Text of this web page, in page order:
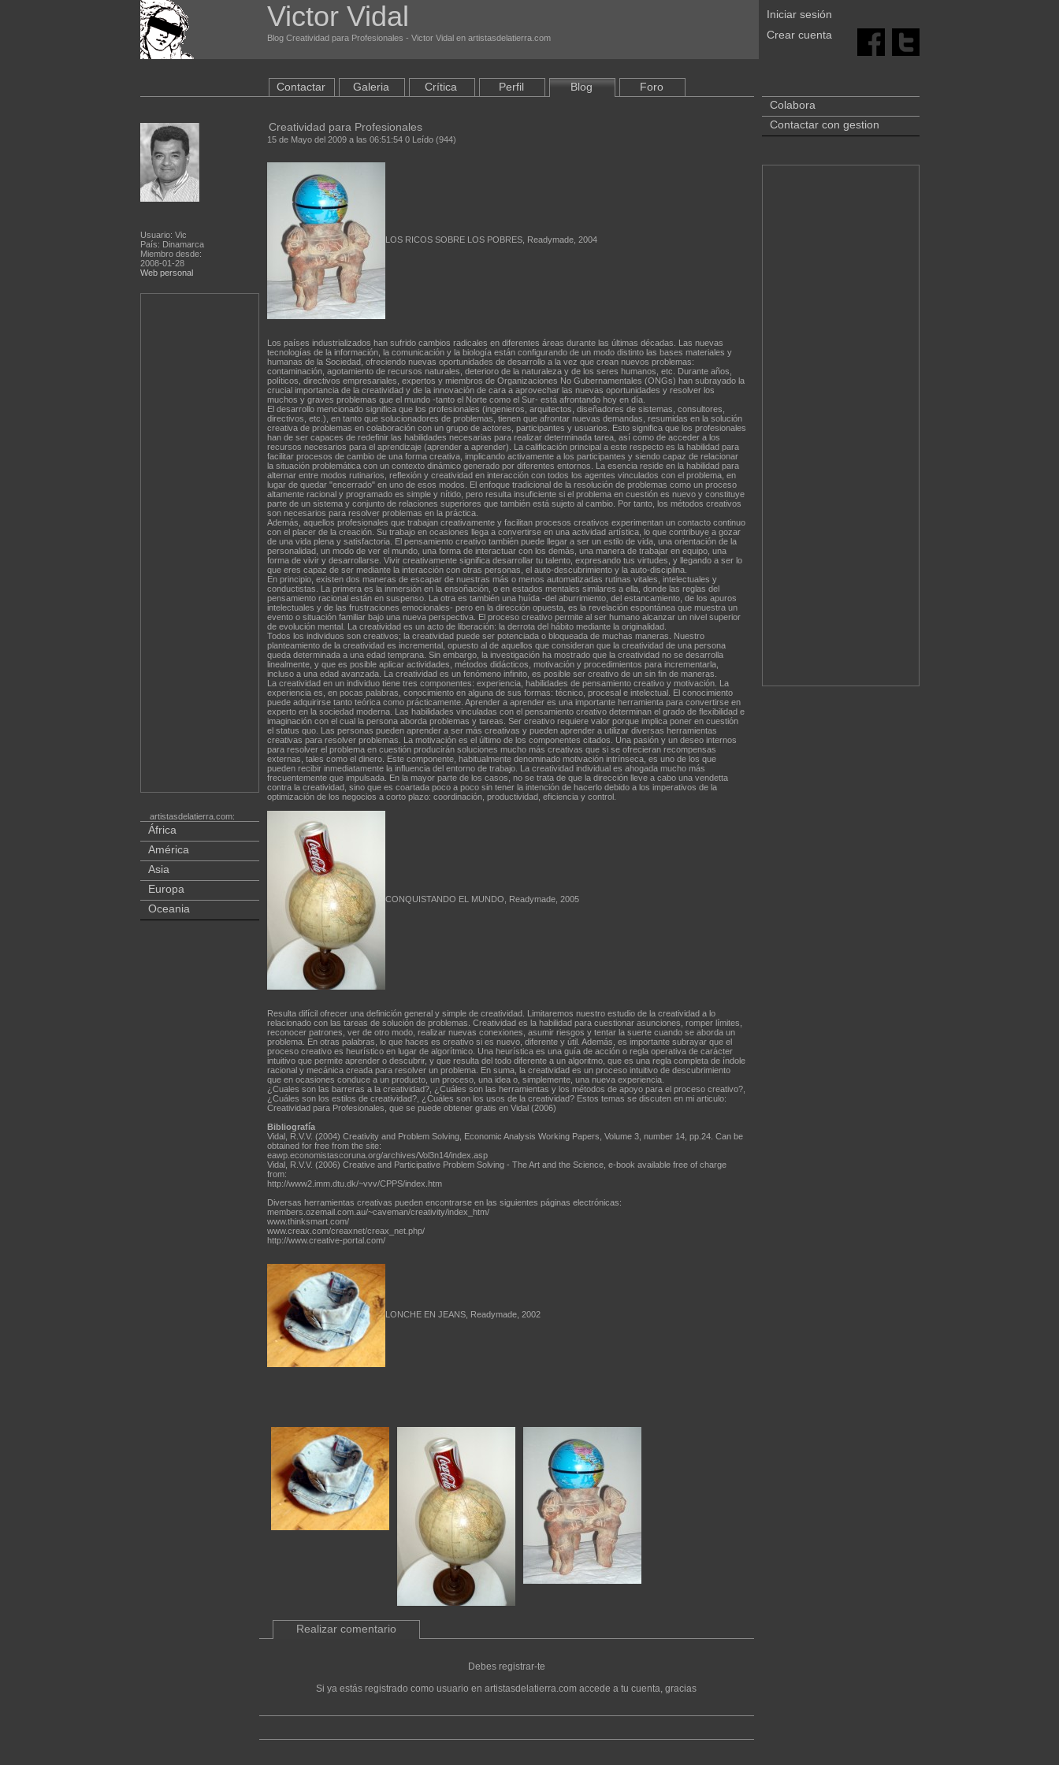
Victor Vidal
Blog Creatividad para Profesionales - Victor Vidal en artistasdelatierra.com
Iniciar sesión
Crear cuenta
Usuario: Vic
País: Dinamarca
Miembro desde:
2008-01-28
Web personal
artistasdelatierra.com:
África
América
Asia
Europa
Oceania
Contactar Galeria Crítica Perfil Blog Foro
Creatividad para Profesionales
15 de Mayo del 2009 a las 06:51:54 0 Leído (944)
LOS RICOS SOBRE LOS POBRES, Readymade, 2004
Los países industrializados han sufrido cambios radicales en diferentes áreas durante las últimas décadas. Las nuevas
tecnologías de la información, la comunicación y la biología están configurando de un modo distinto las bases materiales y
humanas de la Sociedad, ofreciendo nuevas oportunidades de desarrollo a la vez que crean nuevos problemas:
contaminación, agotamiento de recursos naturales, deterioro de la naturaleza y de los seres humanos, etc. Durante años,
políticos, directivos empresariales, expertos y miembros de Organizaciones No Gubernamentales (ONGs) han subrayado la
crucial importancia de la creatividad y de la innovación de cara a aprovechar las nuevas oportunidades y resolver los
muchos y graves problemas que el mundo -tanto el Norte como el Sur- está afrontando hoy en día.
El desarrollo mencionado significa que los profesionales (ingenieros, arquitectos, diseñadores de sistemas, consultores,
directivos, etc.), en tanto que solucionadores de problemas, tienen que afrontar nuevas demandas, resumidas en la solución
creativa de problemas en colaboración con un grupo de actores, participantes y usuarios. Esto significa que los profesionales
han de ser capaces de redefinir las habilidades necesarias para realizar determinada tarea, así como de acceder a los
recursos necesarios para el aprendizaje (aprender a aprender). La calificación principal a este respecto es la habilidad para
facilitar procesos de cambio de una forma creativa, implicando activamente a los participantes y siendo capaz de relacionar
la situación problemática con un contexto dinámico generado por diferentes entornos. La esencia reside en la habilidad para
alternar entre modos rutinarios, reflexión y creatividad en interacción con todos los agentes vinculados con el problema, en
lugar de quedar "encerrado" en uno de esos modos. El enfoque tradicional de la resolución de problemas como un proceso
altamente racional y programado es simple y nítido, pero resulta insuficiente si el problema en cuestión es nuevo y constituye
parte de un sistema y conjunto de relaciones superiores que también está sujeto al cambio. Por tanto, los métodos creativos
son necesarios para resolver problemas en la práctica.
Además, aquellos profesionales que trabajan creativamente y facilitan procesos creativos experimentan un contacto continuo
con el placer de la creación. Su trabajo en ocasiones llega a convertirse en una actividad artística, lo que contribuye a gozar
de una vida plena y satisfactoria. El pensamiento creativo también puede llegar a ser un estilo de vida, una orientación de la
personalidad, un modo de ver el mundo, una forma de interactuar con los demás, una manera de trabajar en equipo, una
forma de vivir y desarrollarse. Vivir creativamente significa desarrollar tu talento, expresando tus virtudes, y llegando a ser lo
que eres capaz de ser mediante la interacción con otras personas, el auto-descubrimiento y la auto-disciplina.
En principio, existen dos maneras de escapar de nuestras más o menos automatizadas rutinas vitales, intelectuales y
conductistas. La primera es la inmersión en la ensoñación, o en estados mentales similares a ella, donde las reglas del
pensamiento racional están en suspenso. La otra es también una huída -del aburrimiento, del estancamiento, de los apuros
intelectuales y de las frustraciones emocionales- pero en la dirección opuesta, es la revelación espontánea que muestra un
evento o situación familiar bajo una nueva perspectiva. El proceso creativo permite al ser humano alcanzar un nivel superior
de evolución mental. La creatividad es un acto de liberación: la derrota del hábito mediante la originalidad.
Todos los individuos son creativos; la creatividad puede ser potenciada o bloqueada de muchas maneras. Nuestro
planteamiento de la creatividad es incremental, opuesto al de aquellos que consideran que la creatividad de una persona
queda determinada a una edad temprana. Sin embargo, la investigación ha mostrado que la creatividad no se desarrolla
linealmente, y que es posible aplicar actividades, métodos didácticos, motivación y procedimientos para incrementarla,
incluso a una edad avanzada. La creatividad es un fenómeno infinito, es posible ser creativo de un sin fin de maneras.
La creatividad en un individuo tiene tres componentes: experiencia, habilidades de pensamiento creativo y motivación. La
experiencia es, en pocas palabras, conocimiento en alguna de sus formas: técnico, procesal e intelectual. El conocimiento
puede adquirirse tanto teórica como prácticamente. Aprender a aprender es una importante herramienta para convertirse en
experto en la sociedad moderna. Las habilidades vinculadas con el pensamiento creativo determinan el grado de flexibilidad e
imaginación con el cual la persona aborda problemas y tareas. Ser creativo requiere valor porque implica poner en cuestión
el status quo. Las personas pueden aprender a ser más creativas y pueden aprender a utilizar diversas herramientas
creativas para resolver problemas. La motivación es el último de los componentes citados. Una pasión y un deseo internos
para resolver el problema en cuestión producirán soluciones mucho más creativas que si se ofrecieran recompensas
externas, tales como el dinero. Este componente, habitualmente denominado motivación intrínseca, es uno de los que
pueden recibir inmediatamente la influencia del entorno de trabajo. La creatividad individual es ahogada mucho más
frecuentemente que impulsada. En la mayor parte de los casos, no se trata de que la dirección lleve a cabo una vendetta
contra la creatividad, sino que es coartada poco a poco sin tener la intención de hacerlo debido a los imperativos de la
optimización de los negocios a corto plazo: coordinación, productividad, eficiencia y control.
CONQUISTANDO EL MUNDO, Readymade, 2005
Resulta difícil ofrecer una definición general y simple de creatividad. Limitaremos nuestro estudio de la creatividad a lo
relacionado con las tareas de solución de problemas. Creatividad es la habilidad para cuestionar asunciones, romper límites,
reconocer patrones, ver de otro modo, realizar nuevas conexiones, asumir riesgos y tentar la suerte cuando se aborda un
problema. En otras palabras, lo que haces es creativo si es nuevo, diferente y útil. Además, es importante subrayar que el
proceso creativo es heurístico en lugar de algorítmico. Una heurística es una guía de acción o regla operativa de carácter
intuitivo que permite aprender o descubrir, y que resulta del todo diferente a un algoritmo, que es una regla completa de índole
racional y mecánica creada para resolver un problema. En suma, la creatividad es un proceso intuitivo de descubrimiento
que en ocasiones conduce a un producto, un proceso, una idea o, simplemente, una nueva experiencia.
¿Cuales son las barreras a la creatividad?, ¿Cuáles son las herramientas y los métodos de apoyo para el proceso creativo?,
¿Cuáles son los estilos de creatividad?, ¿Cuáles son los usos de la creatividad? Estos temas se discuten en mi articulo:
Creatividad para Profesionales, que se puede obtener gratis en Vidal (2006)
Bibliografía
Vidal, R.V.V. (2004) Creativity and Problem Solving, Economic Analysis Working Papers, Volume 3, number 14, pp.24. Can be
obtained for free from the site:
eawp.economistascoruna.org/archives/Vol3n14/index.asp
Vidal, R.V.V. (2006) Creative and Participative Problem Solving - The Art and the Science, e-book available free of charge
from:
http://www2.imm.dtu.dk/~vvv/CPPS/index.htm
Diversas herramientas creativas pueden encontrarse en las siguientes páginas electrónicas:
members.ozemail.com.au/~caveman/creativity/index_htm/
www.thinksmart.com/
www.creax.com/creaxnet/creax_net.php/
http://www.creative-portal.com/
LONCHE EN JEANS, Readymade, 2002
Realizar comentario
Debes registrar-te
Si ya estás registrado como usuario en artistasdelatierra.com accede a tu cuenta, gracias
Colabora
Contactar con gestion